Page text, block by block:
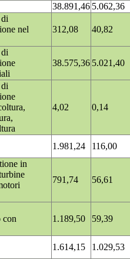
38.891,46 5.062,36
nel
312,08 40,82
38.575,36 5.021,40
4,02 0,14
1.981,24
116,00
in
791,74 56,61
con
1.189,50 59,39
1.614,15
1.029,53